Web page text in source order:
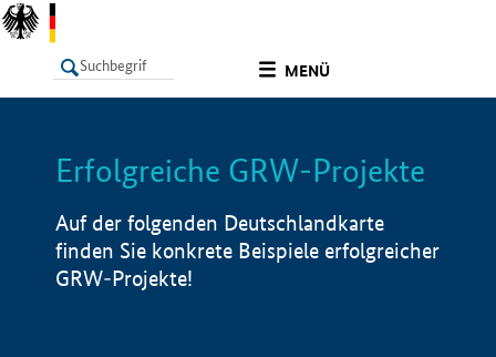
MENÜ
LISTE Info
Erfolgreiche GRW-Projekte
Auf der folgenden Deutschlandkarte
finden Sie konkrete Beispiele erfolgreicher
GRW-Projekte!